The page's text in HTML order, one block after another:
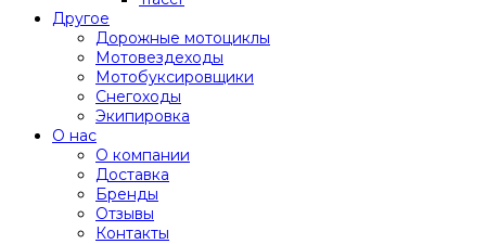
Другое
Дорожные мотоциклы
Мотовездеходы
Мотобуксировщики
Снегоходы
Экипировка
О нас
О компании
Доставка
Бренды
Отзывы
Контакты